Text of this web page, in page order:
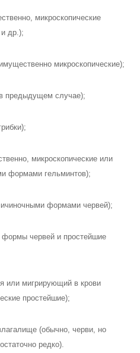
микроскопические
др.);
микроскопические);
предыдущем случае);
микроскопические или
формами гельминтов);
формами червей);
червей и простейшие
или мигрирующий в крови
простейшие);
(обычно, черви, но
редко).